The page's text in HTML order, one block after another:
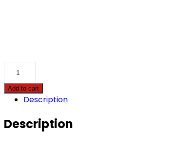
7
serie
400hp
quantity
Add to cart
Description
Description